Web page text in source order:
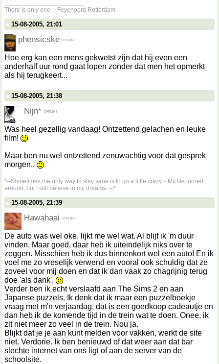
There is only one -- Feyenoord Rotterdam
15-08-2005, 21:01
phensicske
Hoe erg kan een mens gekwetst zijn dat hij even een
anderhalf uur rond gaat lopen zonder dat men het opmerkt
als hij terugkeert...
15-08-2005, 21:38
Nijn*
Was heel gezellig vandaag! Ontzettend gelachen en leuke
film!
Maar ben nu wel ontzettend zenuwachtig voor dat gesprek
morgen..
*--Sometimes the only way to stay sane is to go a little crazy..- My life turned
around, but I still believe in my dreams..--*
15-08-2005, 21:39
Hawahaai
De auto was wel oke, lijkt me wel wat. Al blijf ik 'm duur
vinden. Maar goed, daar heb ik uiteindelijk niks over te
zeggen. Misschien heb ik dus binnenkort wel een auto! En ik
voel me zo vreselijk verwend en vooral ook schuldig dat ze
zoveel voor mij doen en dat ik dan vaak zo chagrijnig terug
doe 'als dank'.
Verder ben ik echt verslaafd aan The Sims 2 en aan
Japanse puzzels. Ik denk dat ik maar een puzzelboekje
vraag met m'n verjaardag, dat is een goedkoop cadeautje en
dan heb ik de komende tijd in de trein wat te doen. Onee, ik
zit niet meer zo veel in de trein. Nou ja.
Blijkt dat je je aan kunt melden voor vakken, werkt de site
niet. Verdorie. Ik ben benieuwd of dat weer aan dat bar
slechte internet van ons ligt of aan de server van de
schoolsite.